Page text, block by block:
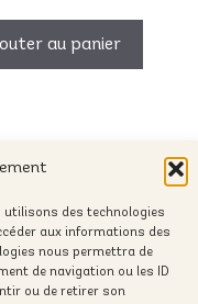
utilisons des technologies
aux informations des
nous permettra de
de navigation ou les ID
ou de retirer son
au panier